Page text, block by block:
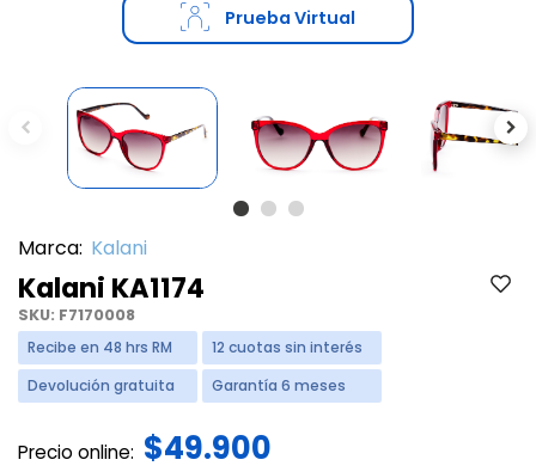
Prueba Virtual
Previous
Marca: Kalani
Kalani KA1174
SKU: F7170008
Recibe en 48 hrs RM
12 cuotas sin interés
Devolución gratuita
Garantía 6 meses
Precio online: $49.900